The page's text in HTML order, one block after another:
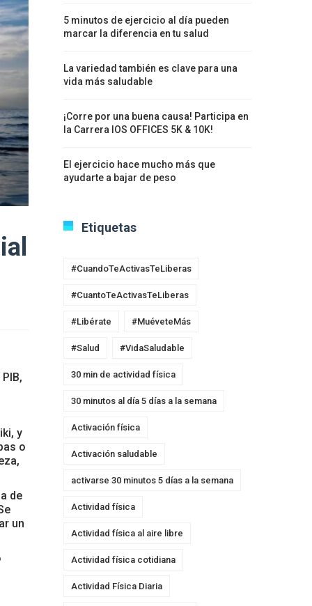
y
o
de
un
5 minutos de ejercicio al día pueden
marcar la diferencia en tu salud
La variedad también es clave para una
vida más saludable
¡Corre por una buena causa! Participa en
la Carrera IOS OFFICES 5K & 10K!
El ejercicio hace mucho más que
ayudarte a bajar de peso
Etiquetas
#CuandoTeActivasTeLiberas
#CuantoTeActivasTeLiberas
#Libérate #MuéveteMás
#Salud #VidaSaludable
30 min de actividad física
30 minutos al día 5 días a la semana
Activación física
Activación saludable
activarse 30 minutos 5 días a la semana
Actividad física
Actividad física al aire libre
Actividad física cotidiana
Actividad Física Diaria